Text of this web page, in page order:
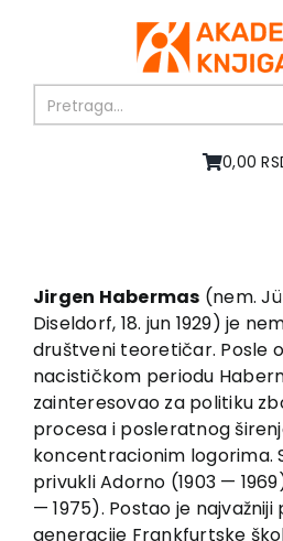
0,00
About us
Books
In preparation
Sale
Authors
News
EU PROJECTS
Contact
Jirgen Habermas (nem.
Diseldorf, 18. jun 1929) je
društveni teoretičar. Posle
nacističkom periodu
zainteresovao za politiku
procesa i posleratnog
koncentracionim logorima.
privukli Adorno (1903 —
— 1975). Postao je
generacije Frankfurtske